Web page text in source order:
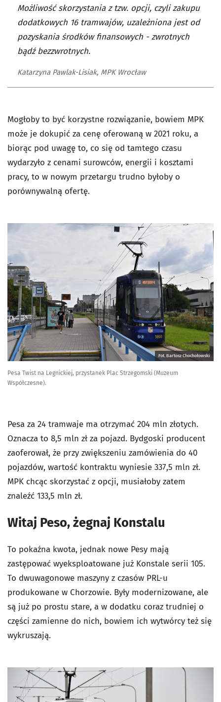
Możliwość skorzystania z tzw. opcji, czyli zakupu
dodatkowych 16 tramwajów, uzależniona jest od
pozyskania środków finansowych - zwrotnych
bądź bezzwrotnych.
Katarzyna Pawlak-Lisiak, MPK Wrocław
Mogłoby to być korzystne rozwiązanie, bowiem MPK
może je dokupić za cenę oferowaną w 2021 roku, a
biorąc pod uwagę to, co się od tamtego czasu
wydarzyło z cenami surowców, energii i kosztami
pracy, to w nowym przetargu trudno byłoby o
porównywalną ofertę.
Fot. Bartosz Chochołowski
Pesa Twist na Legnickiej, przystanek Plac Strzegomski (Muzeum
Współczesne).
Pesa za 24 tramwaje ma otrzymać 204 mln złotych.
Oznacza to 8,5 mln zł za pojazd. Bydgoski producent
zaoferował, że przy zwiększeniu zamówienia do 40
pojazdów, wartość kontraktu wyniesie 337,5 mln zł.
MPK chcąc skorzystać z opcji, musiałoby zatem
znaleźć 133,5 mln zł.
Witaj Peso, żegnaj Konstalu
To pokaźna kwota, jednak nowe Pesy mają
zastępować wyeksploatowane już Konstale serii 105.
To dwuwagonowe maszyny z czasów PRL-u
produkowane w Chorzowie. Były modernizowane, ale
są już po prostu stare, a w dodatku coraz trudniej o
części zamienne do nich, bowiem ich wytwórcy też się
wykruszają.